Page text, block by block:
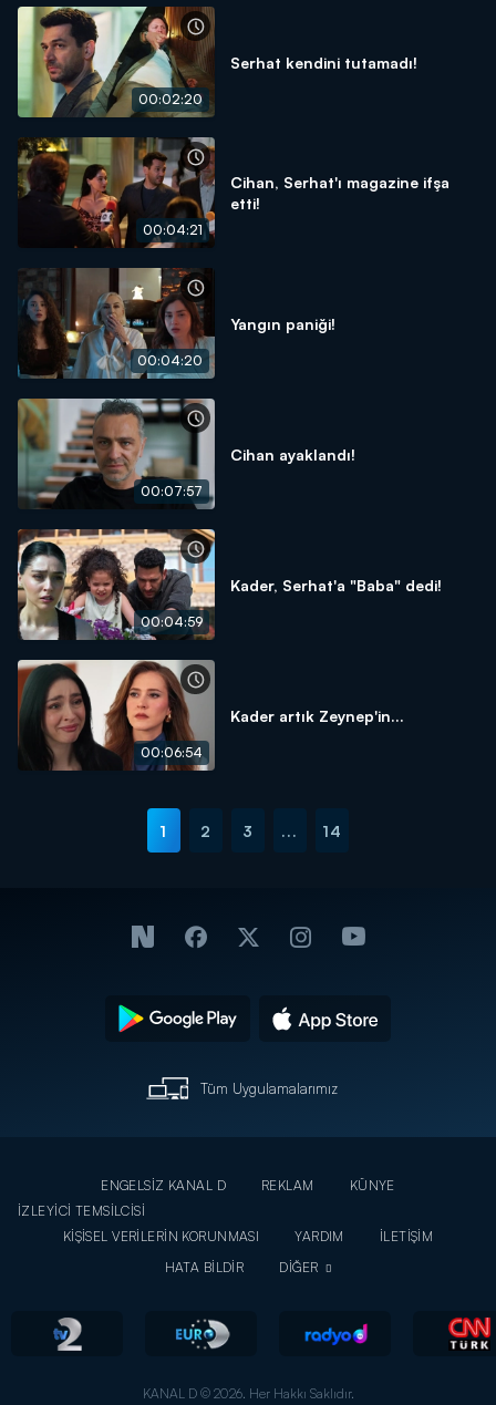
00:02:20
Serhat kendini tutamadı!
00:04:21
Cihan, Serhat'ı magazine ifşa
etti!
00:04:20
Yangın paniği!
00:07:57
Cihan ayaklandı!
00:04:59
Kader, Serhat'a "Baba" dedi!
00:06:54
Kader artık Zeynep'in...
1 2 3 ... 14
Tüm Uygulamalarımız
ENGELSİZ KANAL D REKLAM
KÜNYE
İZLEYİCİ TEMSİLCİSİ
KİŞİSEL VERİLERİN KORUNMASI
YARDIM
İLETİŞİM
HATA BİLDİR
DİĞER
KANAL D © 2026. Her Hakkı Saklıdır.